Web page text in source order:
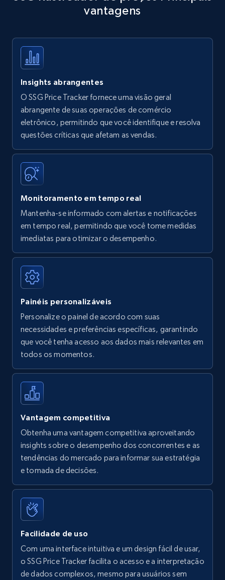
Title, Seller name, Brand, Description, Initial
35.2K+
Amazon products - find products by using
upc numbers
Title, Seller name, Brand, Description, Initial
price, Currency, Availability, Reviews count, and
35.2K+
Amazon Reviews
URL, Product name, Product rating, Product
Author name, Asin, and more.
7.4K+ 870+
Walmart - products
Specifications, Image urls, Top reviews, and
more.
5.6K+ 874+
Walmart - products - Find new products by
using specific category URL
URL, Final price, Sku, Currency, Gtin,
Specifications, Image urls, Top reviews, and
more.
vantagens
Insights abrangentes
O SSG Price Tracker fornece uma visão geral
abrangente de suas operações de comércio
eletrônico, permitindo que você identifique e resolva
questões críticas que afetam as vendas.
Monitoramento em tempo real
Mantenha-se informado com alertas e notificações
em tempo real, permitindo que você tome medidas
imediatas para otimizar o desempenho.
Painéis personalizáveis
Personalize o painel de acordo com suas
necessidades e preferências específicas, garantindo
que você tenha acesso aos dados mais relevantes em
todos os momentos.
Vantagem competitiva
Obtenha uma vantagem competitiva aproveitando
insights sobre o desempenho dos concorrentes e as
tendências do mercado para informar sua estratégia
e tomada de decisões.
Facilidade de uso
Com uma interface intuitiva e um design fácil de usar,
o SSG Price Tracker facilita o acesso e a interpretação
de dados complexos, mesmo para usuários sem